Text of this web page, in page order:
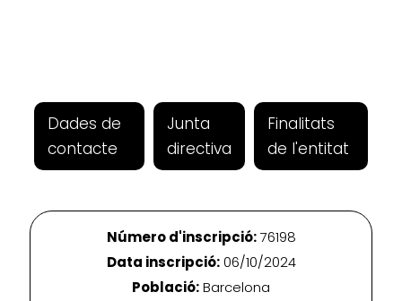
Dades de
contacte
Junta
directiva
Finalitats
de l'entitat
Número d'inscripció:76198
Data inscripció:06/10/2024
Població:Barcelona